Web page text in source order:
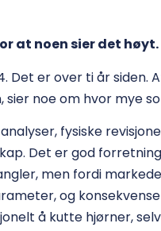
at noen sier det høyt.
Det er over ti år
noe om hvor mye
fysiske
Det er god
men fordi
og
å kutte hjørner,